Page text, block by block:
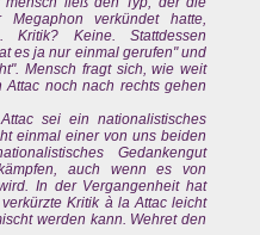
Megaphon verkündet hatte,
Keine. Stattdessen
es ja nur einmal gerufen" und
Mensch fragt sich, wie weit
noch nach rechts gehen
sei ein nationalistisches
einmal einer von uns beiden
Gedankengut
auch wenn es von
In der Vergangenheit hat
Kritik à la Attac leicht
werden kann. Wehret den